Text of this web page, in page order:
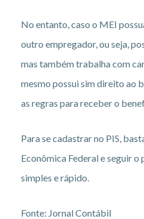
No entanto, caso o MEI
outro empregador, ou seja,
mas também trabalha com
mesmo possui sim direito ao
as regras para receber o
Para se cadastrar no PIS,
Econômica Federal e seguir o
simples e rápido.
Fonte: Jornal Contábil